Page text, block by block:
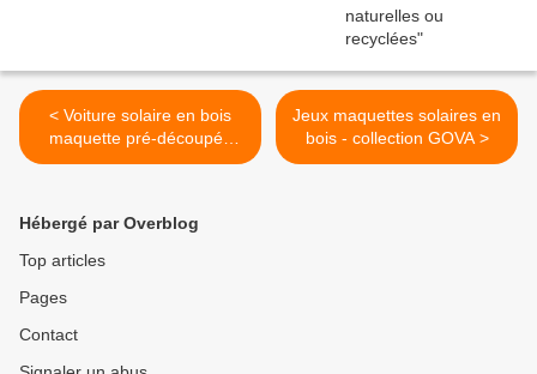
< Voiture solaire en bois
maquette pré-découpée
GO35-110492
Jeux maquettes solaires en
bois - collection GOVA >
Hébergé par Overblog
Top articles
Pages
Contact